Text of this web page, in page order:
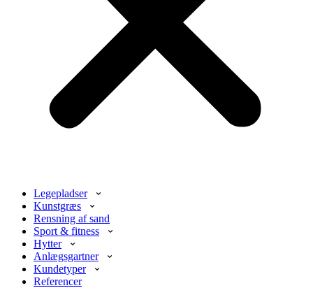
Legepladser
Kunstgræs
Rensning af sand
Sport & fitness
Hytter
Anlægsgartner
Kundetyper
Referencer